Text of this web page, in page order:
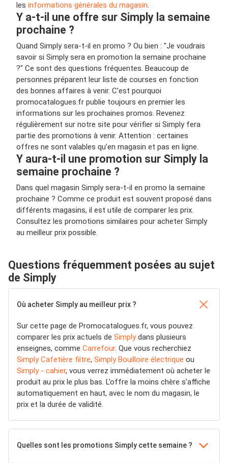
les informations générales du magasin.
Y a-t-il une offre sur Simply la semaine
prochaine ?
Quand Simply sera-t-il en promo ? Ou bien : "Je voudrais
savoir si Simply sera en promotion la semaine prochaine
?" Ce sont des questions fréquentes. Beaucoup de
personnes préparent leur liste de courses en fonction
des bonnes affaires à venir. C’est pourquoi
promocatalogues.fr publie toujours en premier les
informations sur les prochaines promos. Revenez
régulièrement sur notre site pour vérifier si Simply fera
partie des promotions à venir. Attention : certaines
offres ne sont valables qu’en magasin et pas en ligne.
Y aura-t-il une promotion sur Simply la
semaine prochaine ?
Dans quel magasin Simply sera-t-il en promo la semaine
prochaine ? Comme ce produit est souvent proposé dans
différents magasins, il est utile de comparer les prix.
Consultez les promotions similaires pour acheter Simply
au meilleur prix possible.
Questions fréquemment posées au sujet
de Simply
Où acheter Simply au meilleur prix ?
Sur cette page de Promocatalogues.fr, vous pouvez
comparer les prix actuels de Simplydans plusieurs
enseignes, comme Carrefour. Que vous recherchiez
Simply Cafetière filtre, Simply Bouilloire électrique ou
Simply - cahier, vous verrez immédiatement où acheter le
produit au prix le plus bas. L’offre la moins chère s’affiche
automatiquement en haut, avec le nom du magasin, le
prix et la durée de validité.
Quelles sont les promotions Simply cette semaine ?